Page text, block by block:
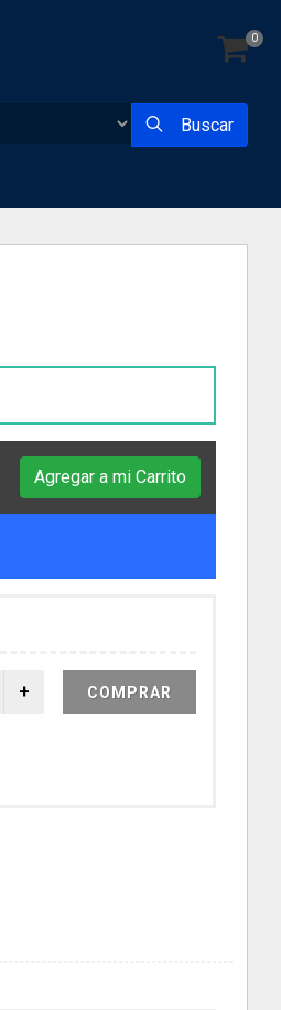
0
Buscar
Agregar a mi Carrito
COMPRAR